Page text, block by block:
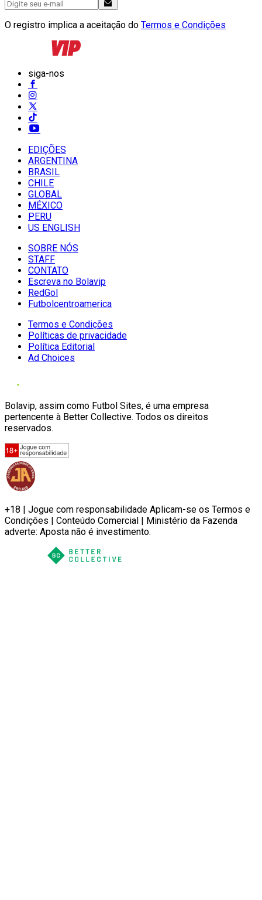
O registro implica a aceitação do Termos e Condições
siga-nos
EDIÇÕES
ARGENTINA
BRASIL
CHILE
GLOBAL
MÉXICO
PERU
US ENGLISH
SOBRE NÓS
STAFF
CONTATO
Escreva no Bolavip
RedGol
Futbolcentroamerica
Termos e Condições
Políticas de privacidade
Política Editorial
Ad Choices
Bolavip, assim como Futbol Sites, é uma empresa
pertencente à Better Collective. Todos os direitos
reservados.
+18 | Jogue com responsabilidade Aplicam-se os Termos e
Condições | Conteúdo Comercial | Ministério da Fazenda
adverte: Aposta não é investimento.